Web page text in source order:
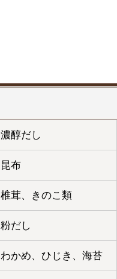
濃醇だし
昆布
椎茸、きのこ類
粉だし
わかめ、ひじき、海苔